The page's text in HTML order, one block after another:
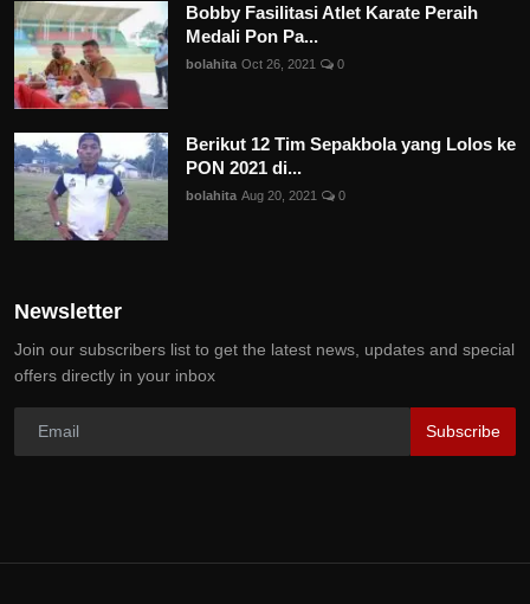
Bobby Fasilitasi Atlet Karate Peraih
Medali Pon Pa...
bolahita Oct 26, 2021 0
Berikut 12 Tim Sepakbola yang Lolos ke
PON 2021 di...
bolahita Aug 20, 2021 0
Newsletter
Join our subscribers list to get the latest news, updates and special
offers directly in your inbox
Subscribe